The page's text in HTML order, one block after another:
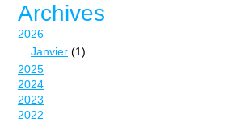
Archives
2026
Janvier (1)
2025
2024
2023
2022